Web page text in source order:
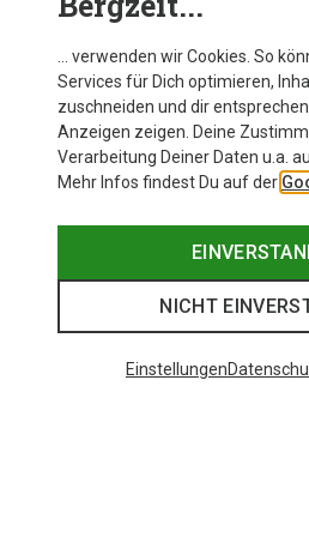
Marken wieDynafit, Maloja
bestellen und sparen.
… verwenden wir Cookies. So
Services für Dich optimieren,
zuschneiden und dir
Anzeigen zeigen. Deine
Verarbeitung Deiner Daten u.a.
Mehr Infos findest Du auf der
NICHT
Einstellungen